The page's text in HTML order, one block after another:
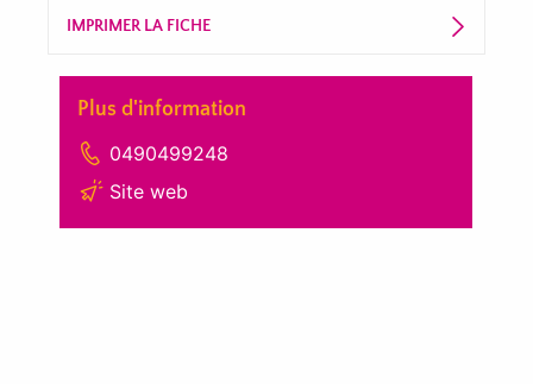
IMPRIMER LA FICHE
Plus d'information
0490499248
Site web